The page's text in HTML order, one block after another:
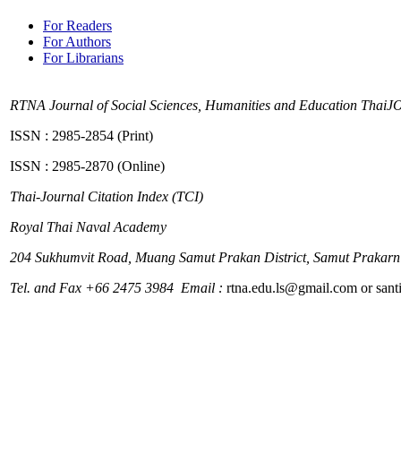
For Readers
For Authors
For Librarians
RTNA Journal of Social Sciences, Humanities and Education
ISSN : 2985-2854 (Print)
ISSN : 2985-2870 (Online)
Thai-Journal Citation Index (TCI)
Royal Thai Naval Academy
204 Sukhumvit Road, Muang Samut Prakan District, Samut
Tel. and Fax +66 2475 3984 Email : rtna.edu.ls@gmail.com or